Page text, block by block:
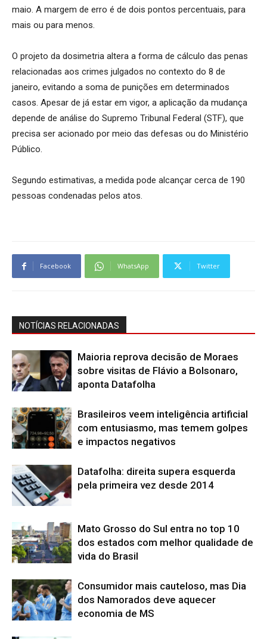
maio. A margem de erro é de dois pontos percentuais, para
mais ou para menos.
O projeto da dosimetria altera a forma de cálculo das penas
relacionadas aos crimes julgados no contexto do 8 de
janeiro, evitando a soma de punições em determinados
casos. Apesar de já estar em vigor, a aplicação da mudança
depende de análise do Supremo Tribunal Federal (STF), que
precisa ser acionado por meio das defesas ou do Ministério
Público.
Segundo estimativas, a medida pode alcançar cerca de 190
pessoas condenadas pelos atos.
Facebook WhatsApp Twitter
NOTÍCIAS RELACIONADAS
Maioria reprova decisão de Moraes
sobre visitas de Flávio a Bolsonaro,
aponta Datafolha
Brasileiros veem inteligência artificial
com entusiasmo, mas temem golpes
e impactos negativos
Datafolha: direita supera esquerda
pela primeira vez desde 2014
Mato Grosso do Sul entra no top 10
dos estados com melhor qualidade de
vida do Brasil
Consumidor mais cauteloso, mas Dia
dos Namorados deve aquecer
economia de MS